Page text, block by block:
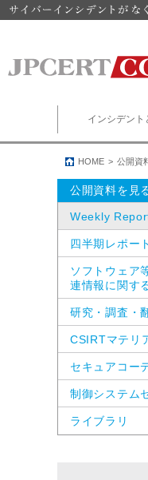
インシデント
HOME 公開資
公開資料を見
Weekly
四半期レポート
ソフトウェア
連情報に関す
研究・調査・
CSIRTマテリ
セキュアコー
制御システム
ライブラリ